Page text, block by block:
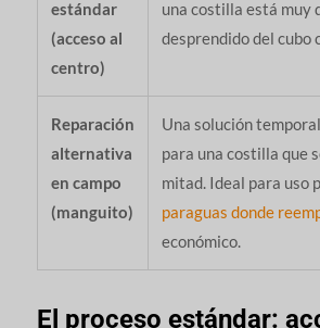
estándar
(acceso al
centro)
una costilla está muy
desprendido del cubo
Reparación
alternativa
en campo
(manguito)
Una solución
para una costilla que
mitad. Ideal para uso
paraguas donde
económico.
El proceso estándar: